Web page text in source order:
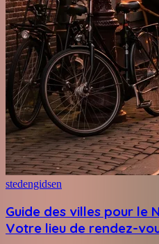
stedengidsen
Guide des villes pour le
Votre lieu de rendez-